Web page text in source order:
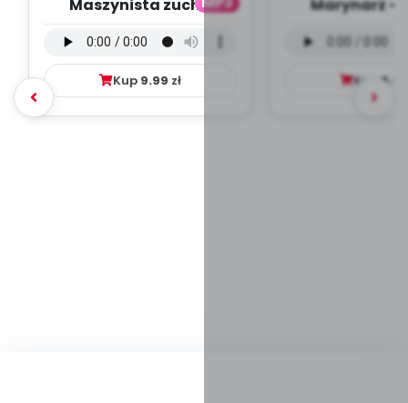
Maszynista zuch -
mp3)
Kup 9.99 zł
Marynarz -
Kup 9.99